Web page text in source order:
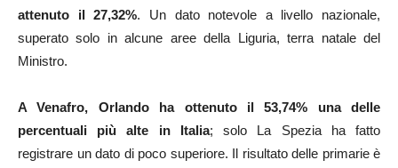
attenuto il 27,32%. Un dato notevole a livello nazionale,
superato solo in alcune aree della Liguria, terra natale del
Ministro.
A Venafro, Orlando ha ottenuto il 53,74% una delle
percentuali più alte in Italia; solo La Spezia ha fatto
registrare un dato di poco superiore. Il risultato delle primarie è